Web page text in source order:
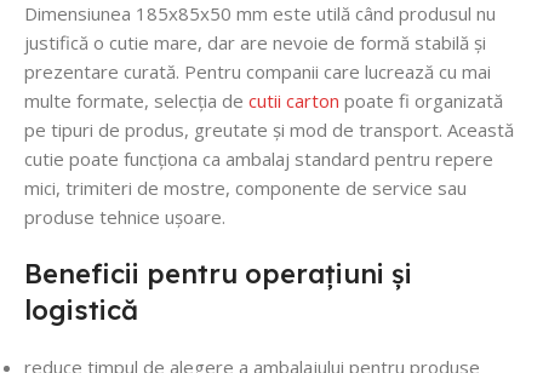
Dimensiunea 185x85x50 mm este utilă când produsul nu
justifică o cutie mare, dar are nevoie de formă stabilă și
prezentare curată. Pentru companii care lucrează cu mai
multe formate, selecția de cutii carton poate fi organizată
pe tipuri de produs, greutate și mod de transport. Această
cutie poate funcționa ca ambalaj standard pentru repere
mici, trimiteri de mostre, componente de service sau
produse tehnice ușoare.
Beneficii pentru operațiuni și
logistică
reduce timpul de alegere a ambalajului pentru produse